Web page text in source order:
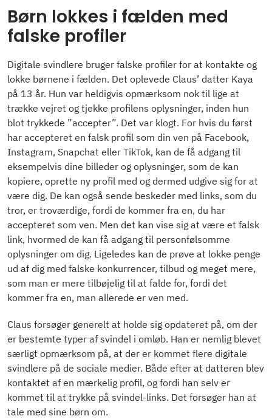
Børn lokkes i fælden med
falske profiler
Digitale svindlere bruger falske profiler for at kontakte og
lokke børnene i fælden. Det oplevede Claus’ datter Kaya
på 13 år. Hun var heldigvis opmærksom nok til lige at
trække vejret og tjekke profilens oplysninger, inden hun
blot trykkede ”accepter”. Det var klogt. For hvis du først
har accepteret en falsk profil som din ven på Facebook,
Instagram, Snapchat eller TikTok, kan de få adgang til
eksempelvis dine billeder og oplysninger, som de kan
kopiere, oprette ny profil med og dermed udgive sig for at
være dig. De kan også sende beskeder med links, som du
tror, er troværdige, fordi de kommer fra en, du har
accepteret som ven. Men det kan vise sig at være et falsk
link, hvormed de kan få adgang til personfølsomme
oplysninger om dig. Ligeledes kan de prøve at lokke penge
ud af dig med falske konkurrencer, tilbud og meget mere,
som man er mere tilbøjelig til at falde for, fordi det
kommer fra en, man allerede er ven med.
Claus forsøger generelt at holde sig opdateret på, om der
er bestemte typer af svindel i omløb. Han er nemlig blevet
særligt opmærksom på, at der er kommet flere digitale
svindlere på de sociale medier. Både efter at datteren blev
kontaktet af en mærkelig profil, og fordi han selv er
kommet til at trykke på svindel-links. Det forsøger han at
tale med sine børn om.